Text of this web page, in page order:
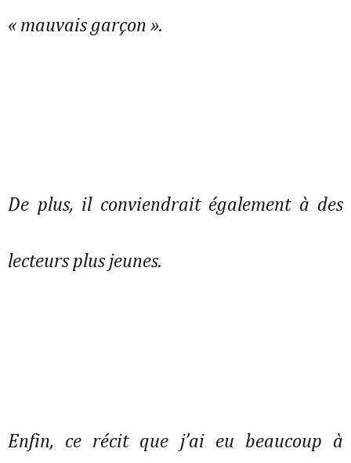
« mauvais garçon ».
De plus, il conviendrait également à des
lecteurs plus jeunes.
Enfin, ce récit que j’ai eu beaucoup à